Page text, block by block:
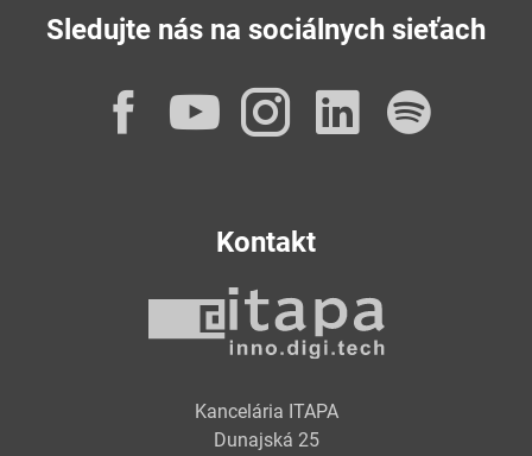
Sledujte nás na sociálnych sieťach
Facebook
YouTube
Instagram
Kontakt
Kancelária ITAPA
Dunajská 25